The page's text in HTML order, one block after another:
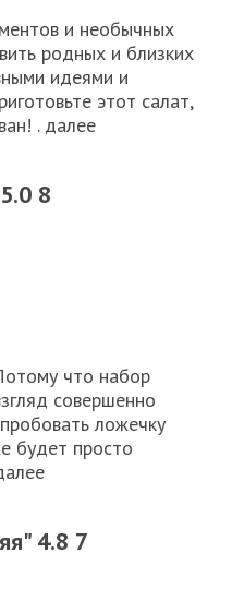
и необычных
родных и близких
идеями и
этот салат,
. далее
8
что набор
совершенно
ложечку
будет просто
4.8 7